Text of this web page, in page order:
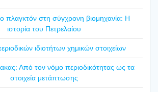
πλαγ­κτόν στη σύγ­χρο­νη βιο­μη­χα­νία: Η
ιστο­ρία του Πετρε­λαί­ου
ιδιο­τή­των χημι­κών στοι­χεί­ων
Από τον νόμο περιο­δι­κό­τη­τας ως τα
στοι­χεία μετά­πτω­σης